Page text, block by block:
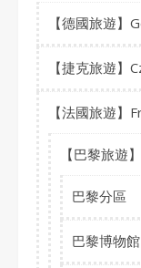
【德國旅遊】
【捷克旅遊】
【法國旅遊】
【巴黎旅遊】
巴黎分區
巴黎博物館